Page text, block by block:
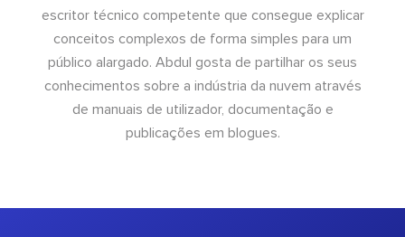
escritor técnico competente que consegue explicar
conceitos complexos de forma simples para um
público alargado. Abdul gosta de partilhar os seus
conhecimentos sobre a indústria da nuvem através
de manuais de utilizador, documentação e
publicações em blogues.